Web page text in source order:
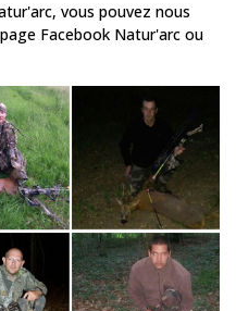
vous pouvez nous
Facebook Natur'arc ou